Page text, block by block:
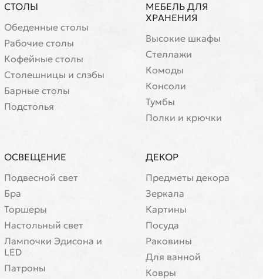
СТОЛЫ
Обеденные столы
Рабочие столы
Кофейные столы
Cтолешницы и слэбы
Барные столы
Подстолья
МЕБЕЛЬ ДЛЯ
ХРАНЕНИЯ
Высокие шкафы
Стеллажи
Комоды
Консоли
Тумбы
Полки и крючки
ОСВЕЩЕНИЕ
Подвесной свет
Бра
Торшеры
Настольный свет
Лампочки Эдисона и
LED
Патроны
ДЕКОР
Предметы декора
Зеркала
Картины
Посуда
Раковины
Для ванной
Ковры